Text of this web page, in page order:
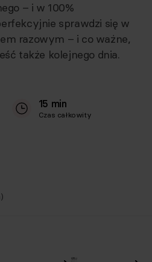
– i w 100%
sprawdzi się w
razowym – i co ważne,
także kolejnego dnia.
15 min
Czas całkowity